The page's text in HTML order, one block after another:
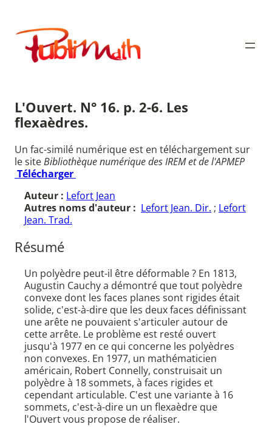
contenu
Publimath
L'Ouvert. N° 16. p. 2-6. Les
flexaèdres.
Un fac-similé numérique est en téléchargement sur
le siteBibliothèque numérique des IREM et de l'APMEP
Télécharger
Auteur : Lefort Jean
Autres noms d'auteur : Lefort Jean. Dir. ; Lefort
Jean. Trad.
Résumé
Un polyèdre peut-il être déformable ? En 1813,
Augustin Cauchy a démontré que tout polyèdre
convexe dont les faces planes sont rigides était
solide, c'est-à-dire que les deux faces définissant
une arête ne pouvaient s'articuler autour de
cette arrête. Le problème est resté ouvert
jusqu'à 1977 en ce qui concerne les polyèdres
non convexes. En 1977, un mathématicien
américain, Robert Connelly, construisait un
polyèdre à 18 sommets, à faces rigides et
cependant articulable. C'est une variante à 16
sommets, c'est-à-dire un un flexaèdre que
l'Ouvert vous propose de réaliser.